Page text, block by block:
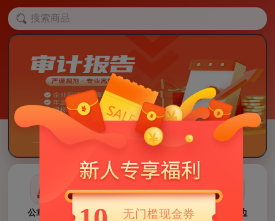
公章刻制 私章定制 办公用章 印章周边
无门槛现金券